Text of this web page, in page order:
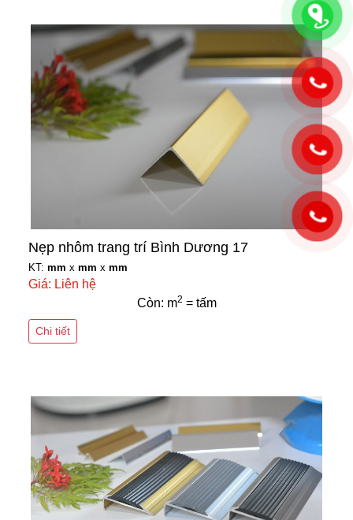
Nẹp nhôm trang trí Bình Dương 17
KT: mm x mm x mm
Giá: Liên hệ
Còn: m2 = tấm
Chi tiết